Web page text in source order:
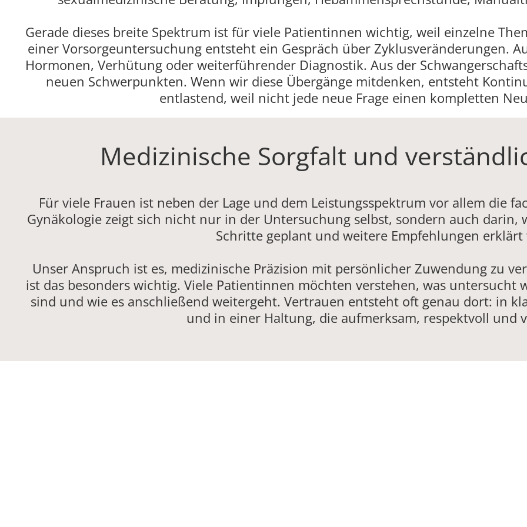
Gerade dieses breite Spektrum ist für viele Patientinnen wichtig, weil einzelne
einer Vorsorgeuntersuchung entsteht ein Gespräch über Zyklusveränderungen.
Hormonen, Verhütung oder weiterführender Diagnostik. Aus der
neuen Schwerpunkten. Wenn wir diese Übergänge mitdenken, entsteht
entlastend, weil nicht jede neue Frage einen kompletten
Medizinische Sorgfalt und
Für viele Frauen ist neben der Lage und dem Leistungsspektrum vor allem die
Gynäkologie zeigt sich nicht nur in der Untersuchung selbst, sondern auch darin,
Schritte geplant und weitere Empfehlungen erklärt
Unser Anspruch ist es, medizinische Präzision mit persönlicher Zuwendung zu
ist das besonders wichtig. Viele Patientinnen möchten verstehen, was
sind und wie es anschließend weitergeht. Vertrauen entsteht oft genau dort: in
und in einer Haltung, die aufmerksam, respektvoll und